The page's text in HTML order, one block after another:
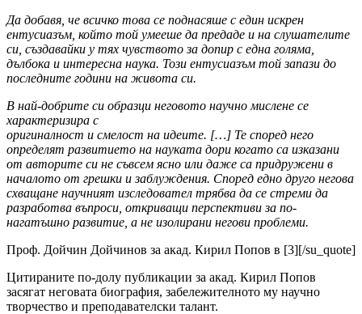
Да добавя, че всичко това се поднасяше с един искрен
ентусиазъм, който той умееше да предаде и на слушателите
си, създавайки у тях чувството за допир с една голяма,
дълбока и интересна наука. Този ентусиазъм той запази до
последните години на живота си.
В най-добрите си образци неговото научно мислене се
характеризира с
оригиналност и смелост на идеите. […] Те според него
определят развитието на науката дори когато са изказани
от авторите си не съвсем ясно или даже са придружени в
началото от грешки и заблуждения. Според едно друго негова
схващане научният изследовател трябва да се стреми да
разработва въпроси, откриващи перспективи за по-
нагатъшно развитие, а не изолирани негови проблеми.
Проф. Дойчин Дойчинов за акад. Кирил Попов в [3][/su_quote]
Цитираните по-долу публикации за акад. Кирил Попов
засягат неговата биография, забележителното му научно
творчество и преподавателски талант.